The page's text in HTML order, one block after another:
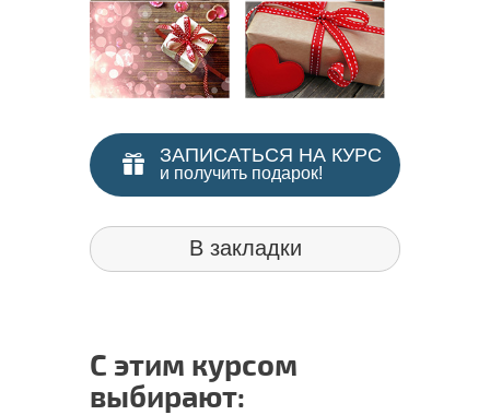
ЗАПИСАТЬСЯ НА КУРС
и получить подарок!
В закладки
С этим курсом
выбирают: